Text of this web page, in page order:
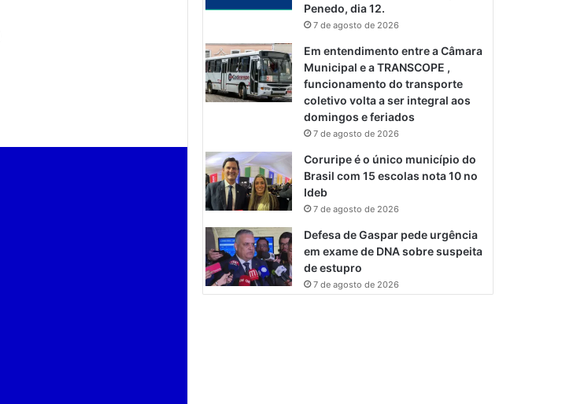
Penedo, dia 12.
7 de agosto de 2026
Em entendimento entre a Câmara
Municipal e a TRANSCOPE ,
funcionamento do transporte
coletivo volta a ser integral aos
domingos e feriados
7 de agosto de 2026
Coruripe é o único município do
Brasil com 15 escolas nota 10 no
Ideb
7 de agosto de 2026
Defesa de Gaspar pede urgência
em exame de DNA sobre suspeita
de estupro
7 de agosto de 2026